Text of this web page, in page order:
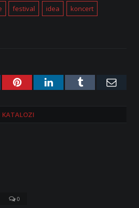
festival idea
koncert
PinterestLinkedInTumblr
KATALOZI
0